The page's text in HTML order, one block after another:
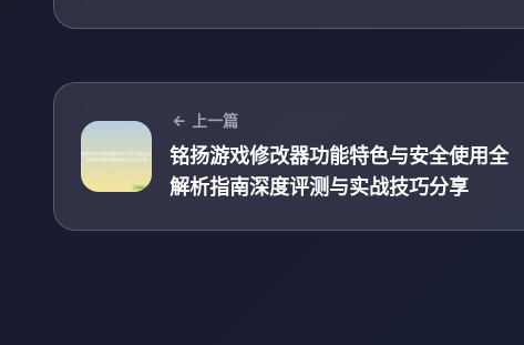
上一篇
铭扬游戏修改器功能特色与安全使用全
解析指南深度评测与实战技巧分享